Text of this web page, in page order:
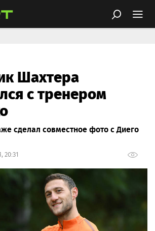
Шахтера
с тренером
сделал совместное фото с Диего
20:31